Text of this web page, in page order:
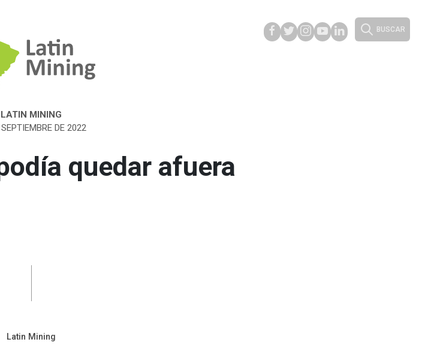
BUSCAR
LATIN MINING
DE 2022
quedar afuera
Latin Mining